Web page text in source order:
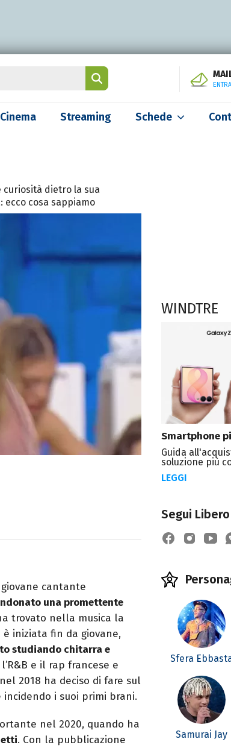
ENTRA
Cinema Streaming Schede
curiosità dietro la sua
ecco cosa sappiamo
cantante
una promettente
trovato nella musica la
è iniziata fin da giovane,
studiando chitarra e
e il rap francese e
2018 ha deciso di fare sul
i suoi primi brani.
nel 2020, quando ha
. Con la pubblicazione
WINDTRE
Smartphone
Guida
soluzione più
LEGGI
Segui
Sfera
Samurai Jay